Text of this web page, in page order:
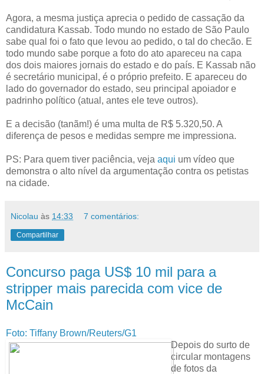
Agora, a mesma justiça aprecia o pedido de cassação da
candidatura Kassab. Todo mundo no estado de São Paulo
sabe qual foi o fato que levou ao pedido, o tal do checão. E
todo mundo sabe porque a foto do ato apareceu na capa
dos dois maiores jornais do estado e do país. E Kassab não
é secretário municipal, é o próprio prefeito. E apareceu do
lado do governador do estado, seu principal apoiador e
padrinho político (atual, antes ele teve outros).
E a decisão (tanãm!) é uma multa de R$ 5.320,50. A
diferença de pesos e medidas sempre me impressiona.
PS: Para quem tiver paciência, veja aqui um vídeo que
demonstra o alto nível da argumentação contra os petistas
na cidade.
Nicolau às 14:33 7 comentários:
Compartilhar
Concurso paga US$ 10 mil para a
stripper mais parecida com vice de
McCain
Foto: Tiffany Brown/Reuters/G1
Depois do surto de
circular montagens
de fotos da